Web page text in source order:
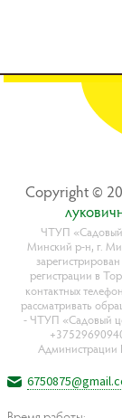
Copyright ©
ЧТУП
Минский р-н, г.
регистрации в
контактных
рассматривать
- ЧТУП «Садовый
Администрации